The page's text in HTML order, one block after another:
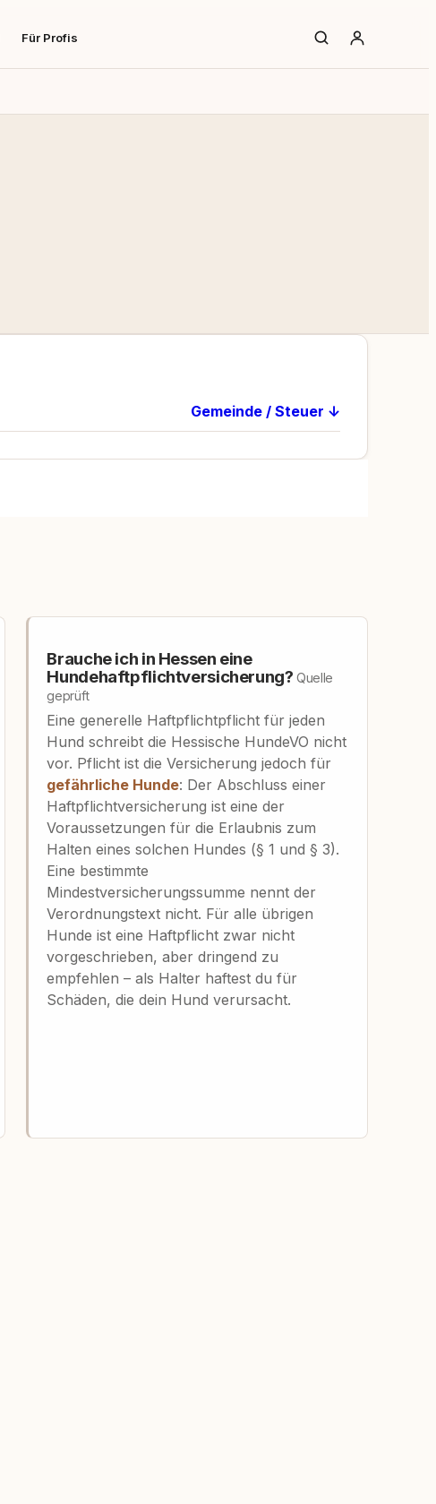
Für Profis
Gemeinde / Steuer ↓
Brauche ich in Hessen eine
Hundehaftpflichtversicherung?Quelle
geprüft
Eine generelle Haftpflichtpflicht für jeden
Hund schreibt die Hessische HundeVO nicht
vor. Pflicht ist die Versicherung jedoch für
gefährliche Hunde: Der Abschluss einer
Haftpflichtversicherung ist eine der
Voraussetzungen für die Erlaubnis zum
Halten eines solchen Hundes (§ 1 und § 3).
Eine bestimmte
Mindestversicherungssumme nennt der
Verordnungstext nicht. Für alle übrigen
Hunde ist eine Haftpflicht zwar nicht
vorgeschrieben, aber dringend zu
empfehlen – als Halter haftest du für
Schäden, die dein Hund verursacht.